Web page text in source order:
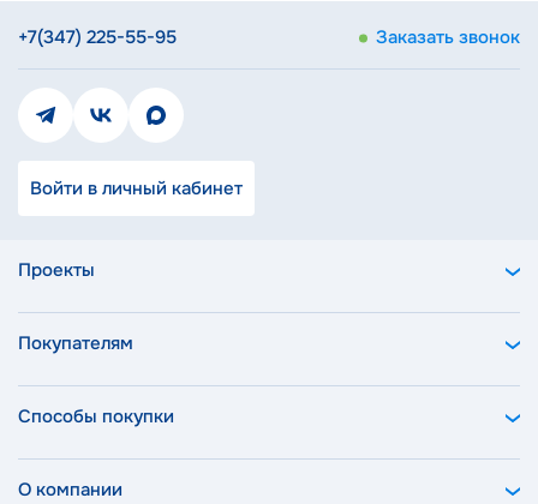
Проекты
Покупателям
Способы покупки
О компании
+7(347) 225-55-95 Заказать звонок
Войти в личный кабинет